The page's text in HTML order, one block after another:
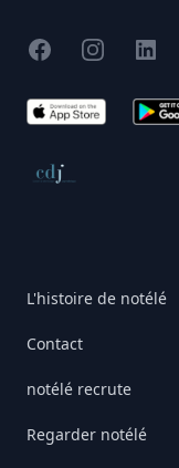
FacebookInstagram
X
App Store
Conseil de
L'histoire de notélé
Contact
notélé recrute
Regarder notélé